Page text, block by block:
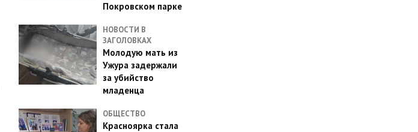
Покровском парке
НОВОСТИ В
ЗАГОЛОВКАХ
Молодую мать из
Ужура задержали
за убийство
младенца
ОБЩЕСТВО
Красноярка стала